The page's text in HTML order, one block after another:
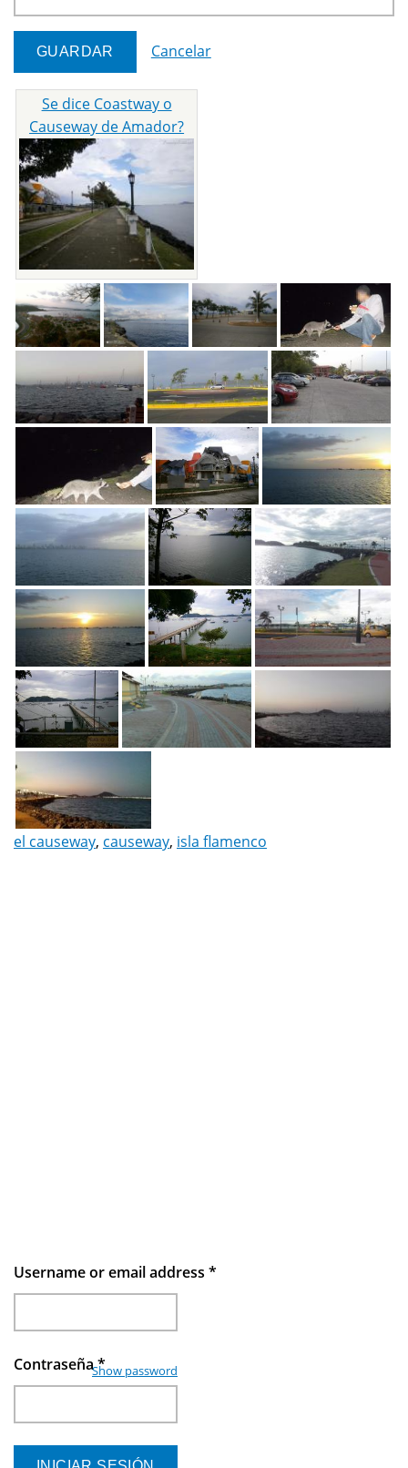
Cancelar
Se dice Coastway o
Causeway de Amador?
el causeway, causeway, isla flamenco
Username or email address *
Contraseña*
Show password